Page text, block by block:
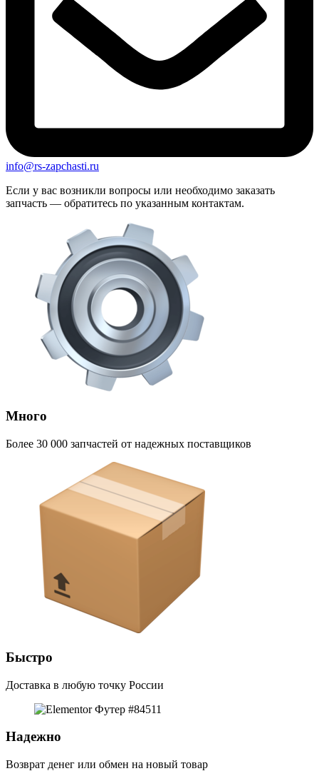
info@rs-zapchasti.ru
Если у вас возникли вопросы или необходимо заказать
запчасть — обратитесь по указанным контактам.
Много
Более 30 000 запчастей от надежных поставщиков
Быстро
Доставка в любую точку России
Надежно
Возврат денег или обмен на новый товар